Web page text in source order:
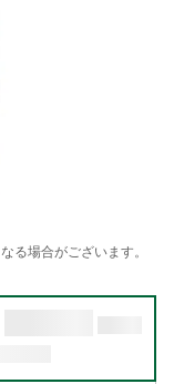
る場合がございます。